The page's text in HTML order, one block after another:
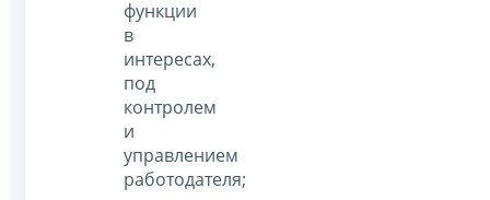
функции
в
интересах,
под
контролем
и
управлением
работодателя;